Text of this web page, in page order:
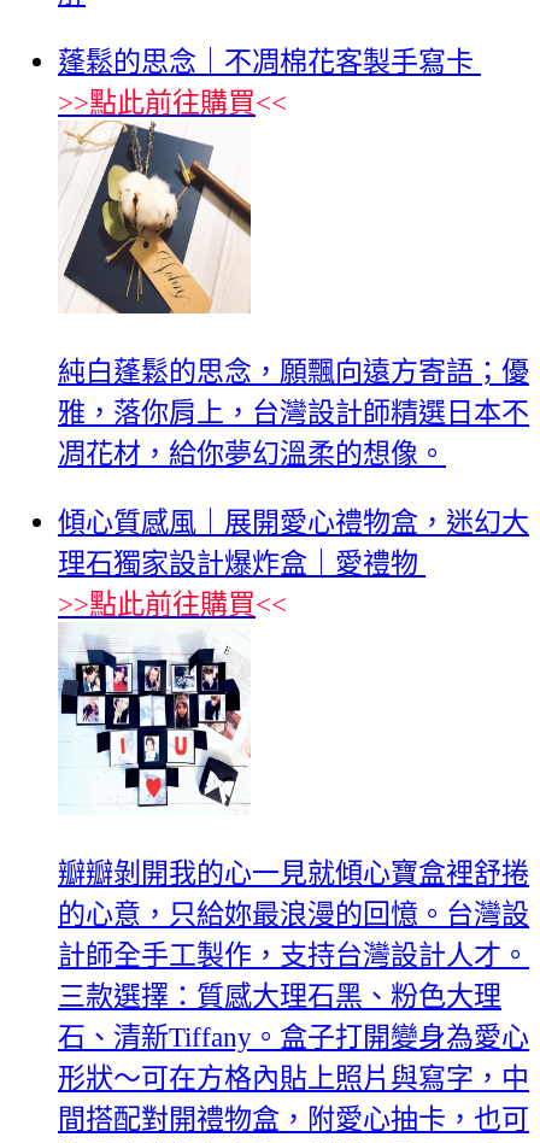
蓬鬆的思念｜不凋棉花客製手寫卡
>>點此前往購買<<
純白蓬鬆的思念，願飄向遠方寄語；優
雅，落你肩上，台灣設計師精選日本不
凋花材，給你夢幻溫柔的想像。
傾心質感風｜展開愛心禮物盒，迷幻大
理石獨家設計爆炸盒｜愛禮物
>>點此前往購買<<
瓣瓣剝開我的心一見就傾心寶盒裡舒捲
的心意，只給妳最浪漫的回憶。台灣設
計師全手工製作，支持台灣設計人才。
三款選擇：質感大理石黑、粉色大理
石、清新Tiffany。盒子打開變身為愛心
形狀～可在方格內貼上照片與寫字，中
間搭配對開禮物盒，附愛心抽卡，也可